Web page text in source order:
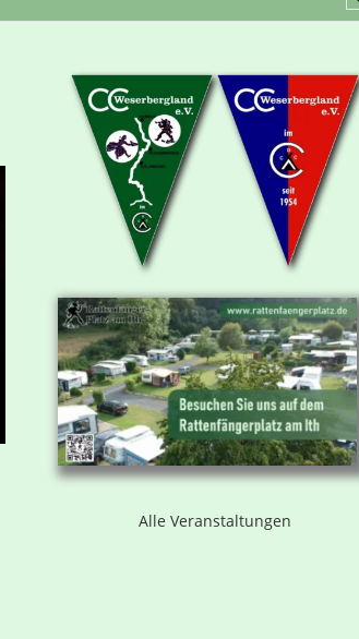
Alle Veranstaltungen